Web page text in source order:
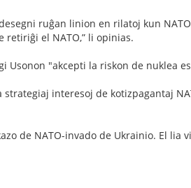
ruĝan linion en rilatoj kun
retiriĝi el NATO,” li opinias.
Usonon "akcepti la riskon de nuklea
interesoj de kotizpagantaj
de NATO-invado de Ukrainio. El lia